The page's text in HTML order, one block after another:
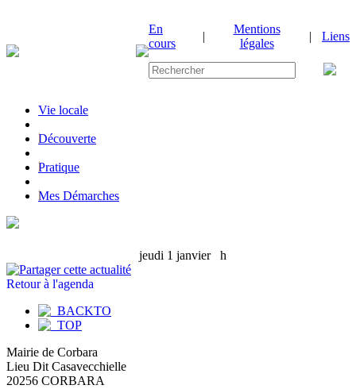
En
cours
|
Mentions
légales
| Liens
Vie locale
|Découverte
|Pratique
|Mes Démarches
jeudi 1 janvierh
Retour à l'agenda
Mairie de Corbara
Lieu Dit Casavecchielle
20256 CORBARA